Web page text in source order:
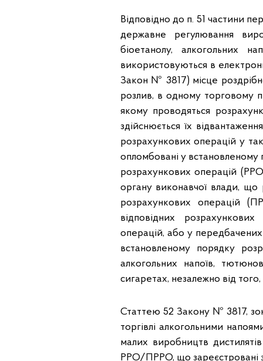
Відповідно до п. 51 частини
державне регулювання
біоетанолу, алкогольних
використовуються в
Закон № 3817) місце
розлив, в одному торговому
якому проводяться
здійснюється їх
розрахункових операцій у
опломбовані у
розрахункових операцій
органу виконавчої влади, що
розрахункових операцій
відповідних
операцій, або у
встановленому порядку
алкогольних напоїв,
сигаретах, незалежно від
Статтею 52 Закону № 3817,
торгівлі алкогольними
малих виробництв
РРО/ПРРО, що зареєстровані